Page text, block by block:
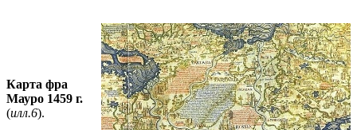
Карта фра
Мауро 1459 г.
(илл.6).